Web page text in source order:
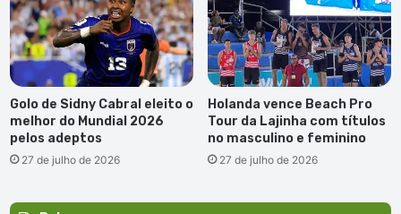
Golo de Sidny Cabral eleito o
melhor do Mundial 2026
pelos adeptos
27 de julho de 2026
Holanda vence Beach Pro
Tour da Lajinha com títulos
no masculino e feminino
27 de julho de 2026